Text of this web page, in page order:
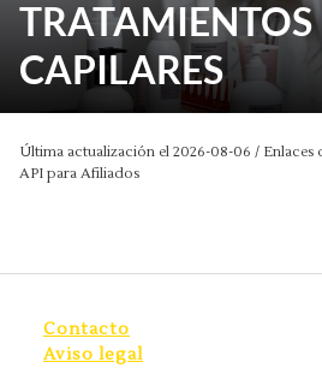
TRATAMIENTOS
CAPILARES
Última actualización el 2026-08-06 / Enlaces
API para Afiliados
Contacto
Aviso legal